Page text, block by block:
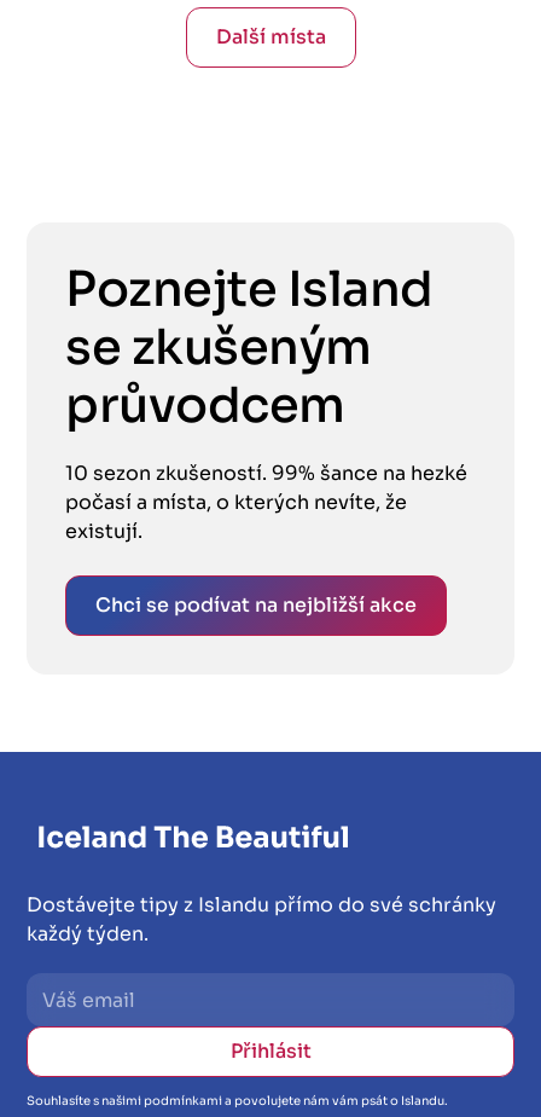
Další místa
Poznejte Island
se zkušeným
průvodcem
10 sezon zkušeností. 99% šance na hezké
počasí a místa, o kterých nevíte, že
existují.
Chci se podívat na nejbližší akce
Dostávejte tipy z Islandu přímo do své schránky
každý týden.
Souhlasíte s našimi podmínkami a povolujete nám vám psát o Islandu.